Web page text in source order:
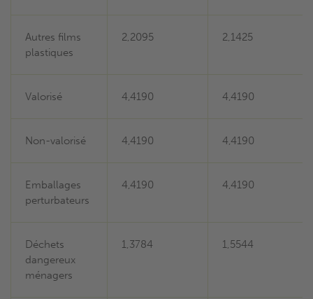
Autres films
plastiques
2,2095 2,1425
Valorisé 4,4190 4,4190
Non-valorisé 4,4190 4,4190
Emballages
perturbateurs
4,4190 4,4190
Déchets
dangereux
ménagers
1,3784 1,5544